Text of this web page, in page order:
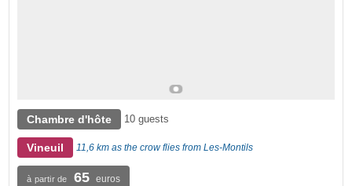
Chambre d'hôte 10 guests
Vineuil 11,6 km as the crow flies from Les-Montils
à partir de 65 euros